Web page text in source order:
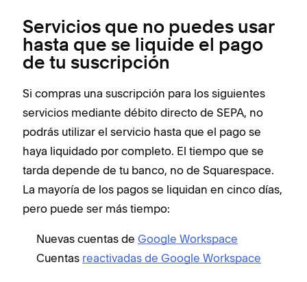
Servicios que no puedes usar
hasta que se liquide el pago
de tu suscripción
Si compras una suscripción para los siguientes
servicios mediante débito directo de SEPA, no
podrás utilizar el servicio hasta que el pago se
haya liquidado por completo. El tiempo que se
tarda depende de tu banco, no de Squarespace.
La mayoría de los pagos se liquidan en cinco días,
pero puede ser más tiempo:
Nuevas cuentas de Google Workspace
Cuentas reactivadas de Google Workspace